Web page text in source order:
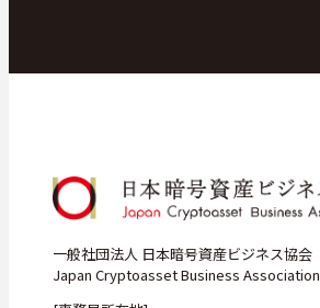
一般社団法人 日本暗号資産ビジネス協会
Japan Cryptoasset Business Association